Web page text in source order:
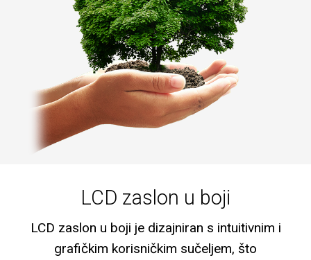
LCD zaslon u boji
LCD zaslon u boji je dizajniran s intuitivnim i
grafičkim korisničkim sučeljem, što